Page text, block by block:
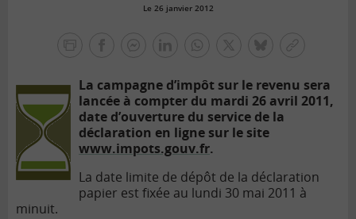
Le 26 janvier 2012
lien
La campagne d’impôt sur le revenu sera
lancée à compter du mardi 26 avril 2011,
date d’ouverture du service de la
déclaration en ligne sur le site
www.impots.gouv.fr.
La date limite de dépôt de la déclaration
papier est fixée au lundi 30 mai 2011 à
minuit.